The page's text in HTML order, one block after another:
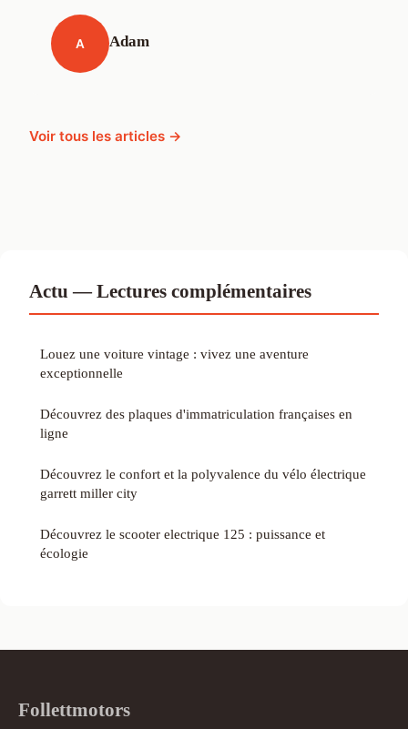
A Adam
Voir tous les articles →
Actu — Lectures complémentaires
Louez une voiture vintage : vivez une aventure
exceptionnelle
Découvrez des plaques d'immatriculation françaises en
ligne
Découvrez le confort et la polyvalence du vélo électrique
garrett miller city
Découvrez le scooter electrique 125 : puissance et
écologie
Follettmotors